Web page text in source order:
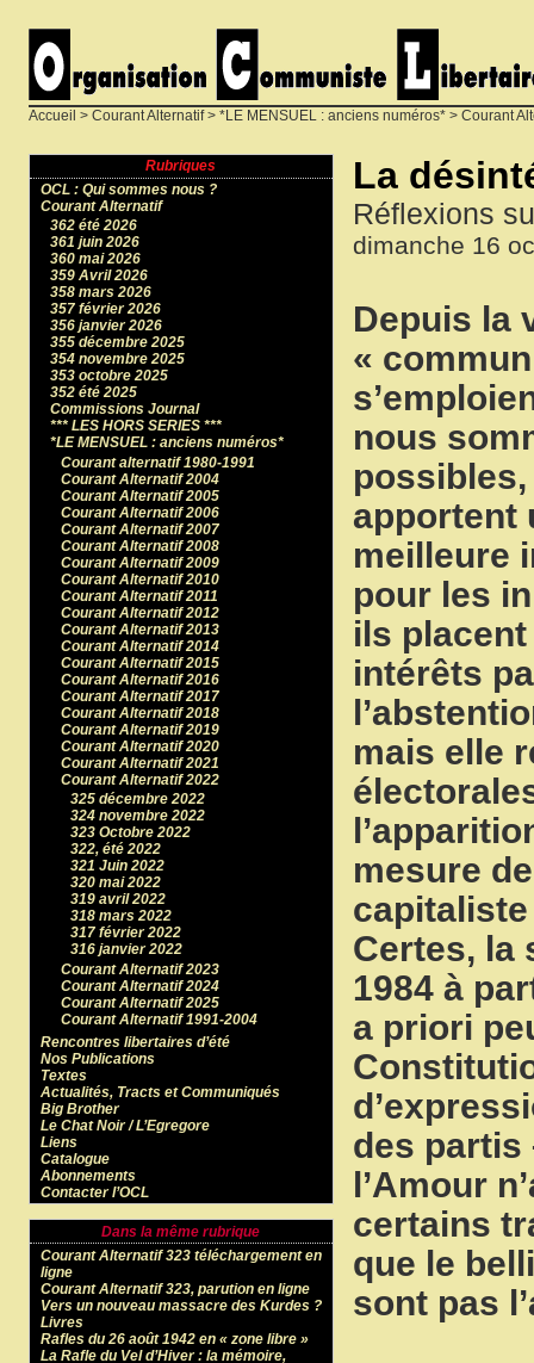
Accueil > Courant Alternatif> *LE MENSUEL : anciens numéros* > Courant
La
Réflexions
dimanche 16
Depuis la
«
nous
apportent
meilleure
pour les
ils
intérêts
mais elle
mesure
Certes, la
1984 à
a priori
des partis
l’Amour
certains
que le
sont pas
Rubriques
OCL : Qui sommes nous ?
Courant Alternatif
362 été 2026
361 juin 2026
360 mai 2026
359 Avril 2026
358 mars 2026
357 février 2026
356 janvier 2026
355 décembre 2025
354 novembre 2025
353 octobre 2025
352 été 2025
Commissions Journal
*** LES HORS SERIES ***
*LE MENSUEL : anciens numéros*
Courant alternatif 1980-1991
Courant Alternatif 2004
Courant Alternatif 2005
Courant Alternatif 2006
Courant Alternatif 2007
Courant Alternatif 2008
Courant Alternatif 2009
Courant Alternatif 2010
Courant Alternatif 2011
Courant Alternatif 2012
Courant Alternatif 2013
Courant Alternatif 2014
Courant Alternatif 2015
Courant Alternatif 2016
Courant Alternatif 2017
Courant Alternatif 2018
Courant Alternatif 2019
Courant Alternatif 2020
Courant Alternatif 2021
Courant Alternatif 2022
325 décembre 2022
324 novembre 2022
323 Octobre 2022
322, été 2022
321 Juin 2022
320 mai 2022
319 avril 2022
318 mars 2022
317 février 2022
316 janvier 2022
Courant Alternatif 2023
Courant Alternatif 2024
Courant Alternatif 2025
Courant Alternatif 1991-2004
Rencontres libertaires d’été
Nos Publications
Textes
Actualités, Tracts et Communiqués
Big Brother
Le Chat Noir / L’Egregore
Liens
Catalogue
Abonnements
Contacter l’OCL
Dans la même rubrique
Courant Alternatif 323 téléchargement en
ligne
Courant Alternatif 323, parution en ligne
Vers un nouveau massacre des Kurdes ?
Livres
Rafles du 26 août 1942 en « zone libre »
La Rafle du Vel d’Hiver : la mémoire,